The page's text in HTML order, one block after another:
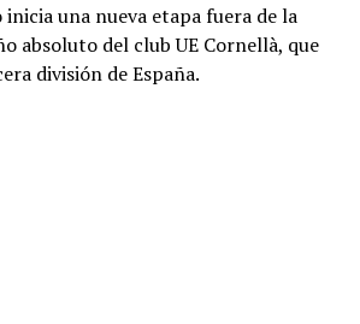
una nueva etapa fuera de la
absoluto del club UE Cornellà, que
división de España.